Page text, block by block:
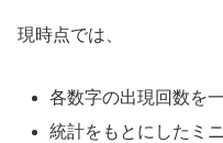
現時点では、
各数字の出現回数を
統計をもとにしたミ